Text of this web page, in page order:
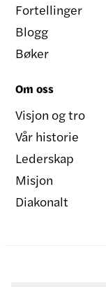
Fortellinger
Blogg
Bøker
Om oss
Visjon og tro
Vår historie
Lederskap
Misjon
Diakonalt